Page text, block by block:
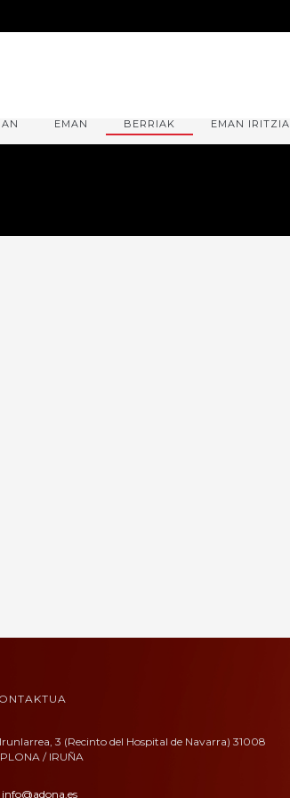
EMAN BERRIAK EMAN IRITZIA
Irunlarrea, 3 (Recinto del Hospital de Navarra) 31008
/ IRUÑA
info@adona.es